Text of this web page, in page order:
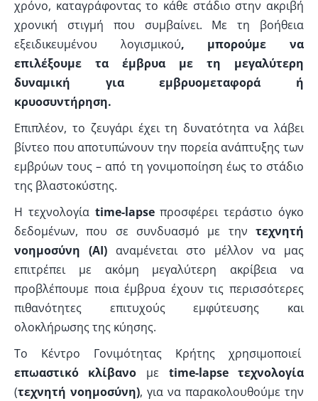
χρόνο, καταγράφοντας το κάθε στάδιο στην ακριβή
χρονική στιγμή που συμβαίνει. Με τη βοήθεια
εξειδικευμένου λογισμικού, μπορούμε να
επιλέξουμε τα έμβρυα με τη μεγαλύτερη
δυναμική για εμβρυομεταφορά ή
κρυοσυντήρηση.
Επιπλέον, το ζευγάρι έχει τη δυνατότητα να λάβει
βίντεο που αποτυπώνουν την πορεία ανάπτυξης των
εμβρύων τους – από τη γονιμοποίηση έως το στάδιο
της βλαστοκύστης.
Η τεχνολογία time-lapseπροσφέρει τεράστιο όγκο
δεδομένων, που σε συνδυασμό με τηντεχνητή
νοημοσύνη (AI)αναμένεται στο μέλλον να μας
επιτρέπει με ακόμη μεγαλύτερη ακρίβεια να
προβλέπουμε ποια έμβρυα έχουν τις περισσότερες
πιθανότητες επιτυχούς εμφύτευσης και
ολοκλήρωσης της κύησης.
Το Κέντρο Γονιμότητας Κρήτης χρησιμοποιεί
επωαστικό κλίβανο με time-lapse τεχνολογία
(τεχνητή νοημοσύνη), για να παρακολουθούμε την